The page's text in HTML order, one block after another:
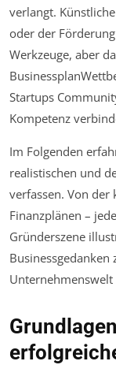
verlangt.
oder der
Werkzeuge, aber
Startups
Kompetenz
Im Folgenden
realistischen und
verfassen. Von
Finanzplänen –
Gründerszene
Businessgedanken